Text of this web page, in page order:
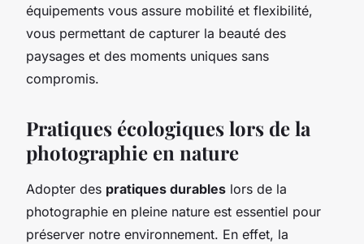
équipements vous assure mobilité et flexibilité,
vous permettant de capturer la beauté des
paysages et des moments uniques sans
compromis.
Pratiques écologiques lors de la
photographie en nature
Adopter des pratiques durables lors de la
photographie en pleine nature est essentiel pour
préserver notre environnement. En effet, la